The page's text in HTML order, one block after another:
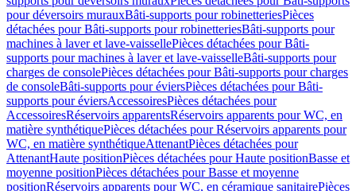
pour déversoirs murauxBâti-supports pour robinetteriesPièces
détachées pour Bâti-supports pour robinetteriesBâti-supports pour
machines à laver et lave-vaissellePièces détachées pour Bâti-
supports pour machines à laver et lave-vaisselleBâti-supports pour
charges de consolePièces détachées pour Bâti-supports pour charges
de consoleBâti-supports pour éviersPièces détachées pour Bâti-
supports pour éviersAccessoiresPièces détachées pour
AccessoiresRéservoirs apparentsRéservoirs apparents pour WC, en
matière synthétiquePièces détachées pour Réservoirs apparents pour
WC, en matière synthétiqueAttenantPièces détachées pour
AttenantHaute positionPièces détachées pour Haute positionBasse et
moyenne positionPièces détachées pour Basse et moyenne
positionRéservoirs apparents pour WC, en céramique sanitairePièces